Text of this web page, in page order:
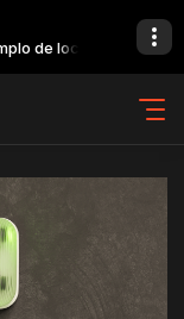
de locutor
1